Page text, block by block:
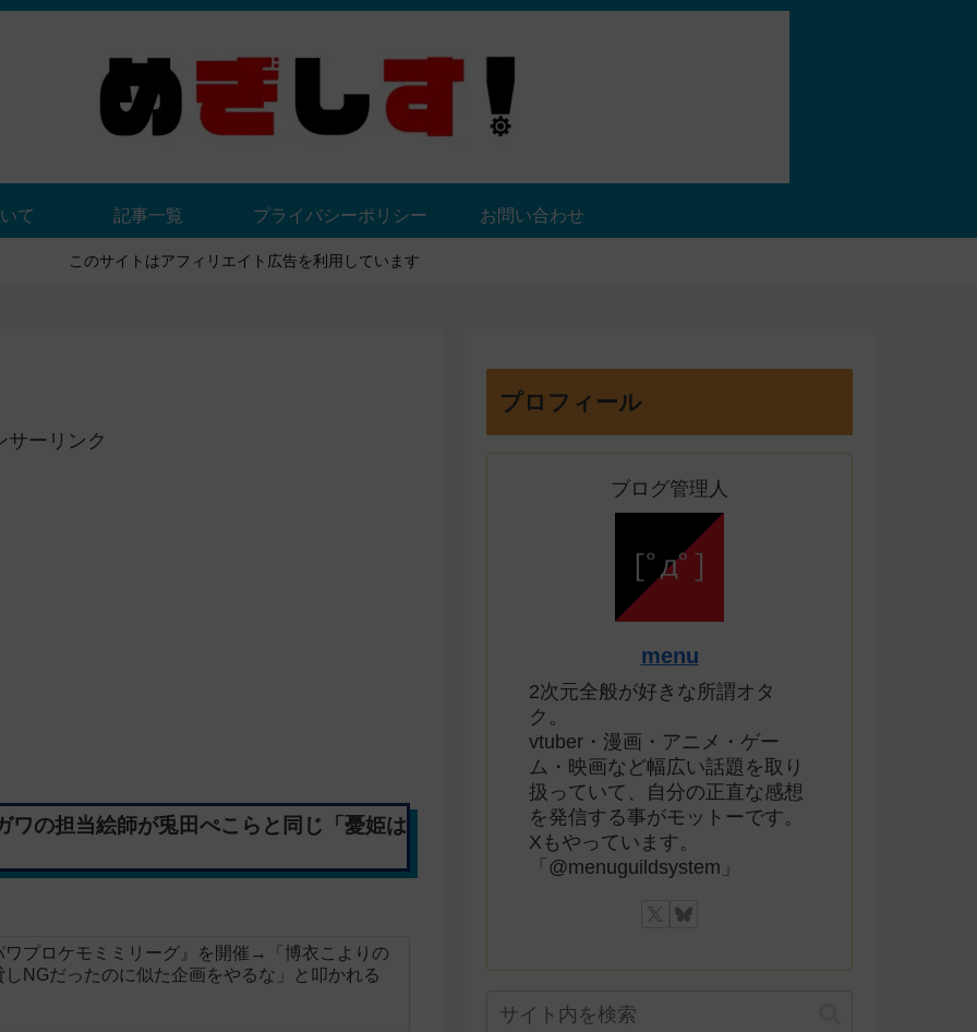
て 記事一覧 プライバシーポリシー お問い合わせ
このサイトはアフィリエイト広告を利用しています
サーリンク
の担当絵師が兎田ぺこらと同じ「憂姫は
プロケモミミリーグ』を開催→「博衣こよりの
NGだったのに似た企画をやるな」と叩かれる
プロフィール
ブログ管理人
menu
2次元全般が好きな所謂オタ
ク。
vtuber・漫画・アニメ・ゲー
ム・映画など幅広い話題を取り
扱っていて、自分の正直な感想
を発信する事がモットーです。
Xもやっています。
「@menuguildsystem」